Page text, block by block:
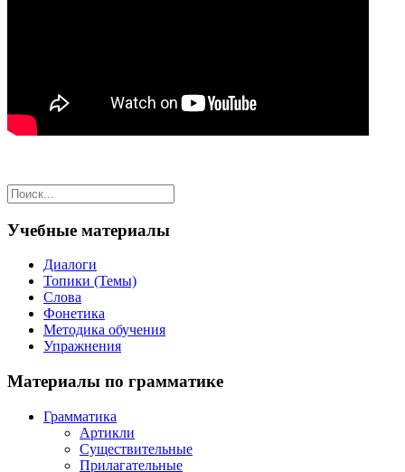
Учебные материалы
Диалоги
Топики (Темы)
Слова
Фонетика
Методика обучения
Упражнения
Материалы по грамматике
Грамматика
Артикли
Существительные
Прилагательные